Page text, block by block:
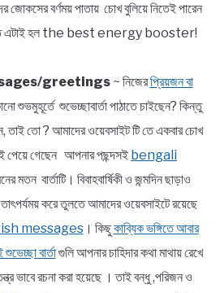
জোকসের বর্ণময় পাতায় চোখ বুলিয়ে নিতেই পারেন
এটাই হল the best energy booster!
greetings~ নিজেরপ্রিয়জন বা
শুভমুহূর্তে শুভেচ্ছাবার্তা পাঠাতে চাইছেন? কিন্তু
তাই তো ? আমাদের ওয়েবসাইট টি তে একবার চোখ
পেয়ে গেছেন আপনার পছন্দসই bengali
মতন বার্তাটি। বিবাহবার্ষিকী ও জন্মদিন ছাড়াও
করে তুলতে আমাদের ওয়েবসাইটে রয়েছে
messages। কিছুকাব্যিক ভঙ্গিতে আবার
বার্তাগুলি আপনার চাহিদার কথা মাথায় রেখে
ভাবে রচনা করা হয়েছে । তাই বন্ধু ,পরিজন ও